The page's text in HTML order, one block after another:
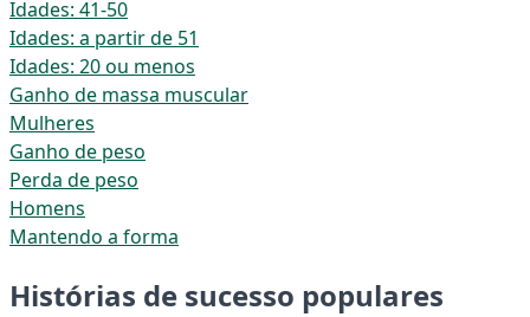
Idades: 41-50
Idades: a partir de 51
Idades: 20 ou menos
Ganho de massa muscular
Mulheres
Ganho de peso
Perda de peso
Homens
Mantendo a forma
Histórias de sucesso populares